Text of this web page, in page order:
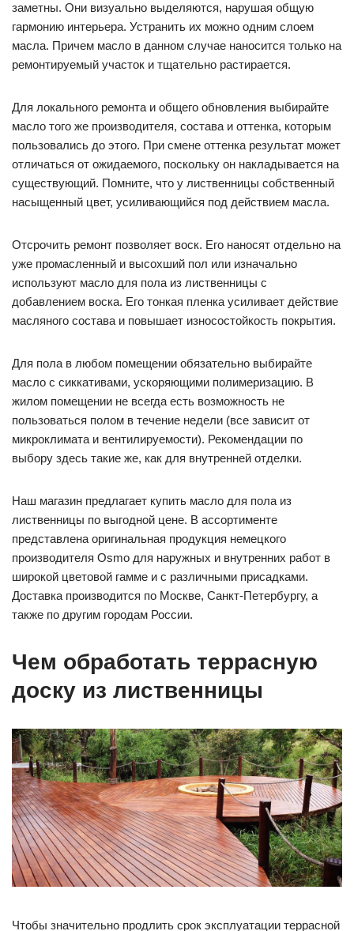
заметны. Они визуально выделяются, нарушая общую
гармонию интерьера. Устранить их можно одним слоем
масла. Причем масло в данном случае наносится только на
ремонтируемый участок и тщательно растирается.
Для локального ремонта и общего обновления выбирайте
масло того же производителя, состава и оттенка, которым
пользовались до этого. При смене оттенка результат может
отличаться от ожидаемого, поскольку он накладывается на
существующий. Помните, что у лиственницы собственный
насыщенный цвет, усиливающийся под действием масла.
Отсрочить ремонт позволяет воск. Его наносят отдельно на
уже промасленный и высохший пол или изначально
используют масло для пола из лиственницы с
добавлением воска. Его тонкая пленка усиливает действие
масляного состава и повышает износостойкость покрытия.
Для пола в любом помещении обязательно выбирайте
масло с сиккативами, ускоряющими полимеризацию. В
жилом помещении не всегда есть возможность не
пользоваться полом в течение недели (все зависит от
микроклимата и вентилируемости). Рекомендации по
выбору здесь такие же, как для внутренней отделки.
Наш магазин предлагает купить масло для пола из
лиственницы по выгодной цене. В ассортименте
представлена оригинальная продукция немецкого
производителя Osmo для наружных и внутренних работ в
широкой цветовой гамме и с различными присадками.
Доставка производится по Москве, Санкт-Петербургу, а
также по другим городам России.
Чем обработать террасную
доску из лиственницы
Чтобы значительно продлить срок эксплуатации террасной